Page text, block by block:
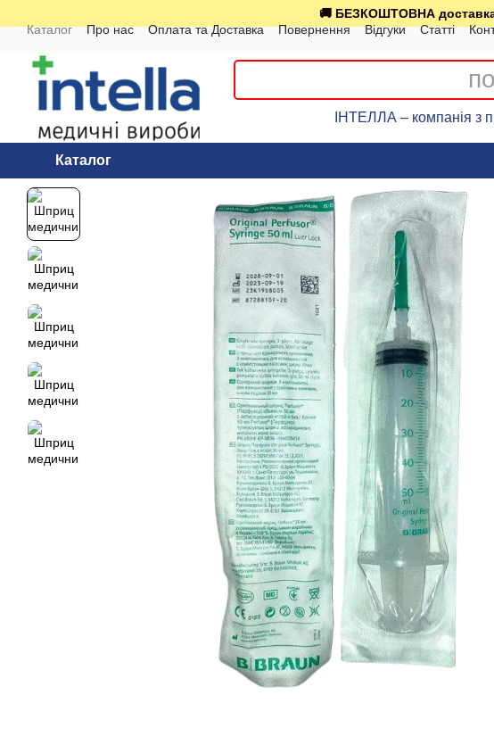
🚚 БЕЗКОШТОВНА доставка
Каталог
Про нас Оплата та Доставка Повернення Відгуки Статті
ІНТЕЛЛА – компанія з
Каталог